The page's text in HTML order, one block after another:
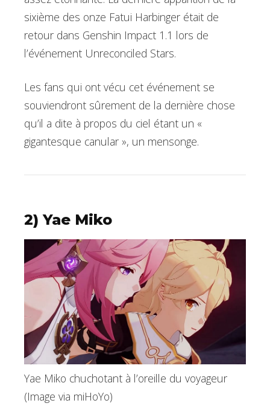
sixième des onze Fatui Harbinger était de
retour dans Genshin Impact 1.1 lors de
l’événement Unreconciled Stars.
Les fans qui ont vécu cet événement se
souviendront sûrement de la dernière chose
qu’il a dite à propos du ciel étant un «
gigantesque canular », un mensonge.
2) Yae Miko
Yae Miko chuchotant à l’oreille du voyageur
(Image via miHoYo)